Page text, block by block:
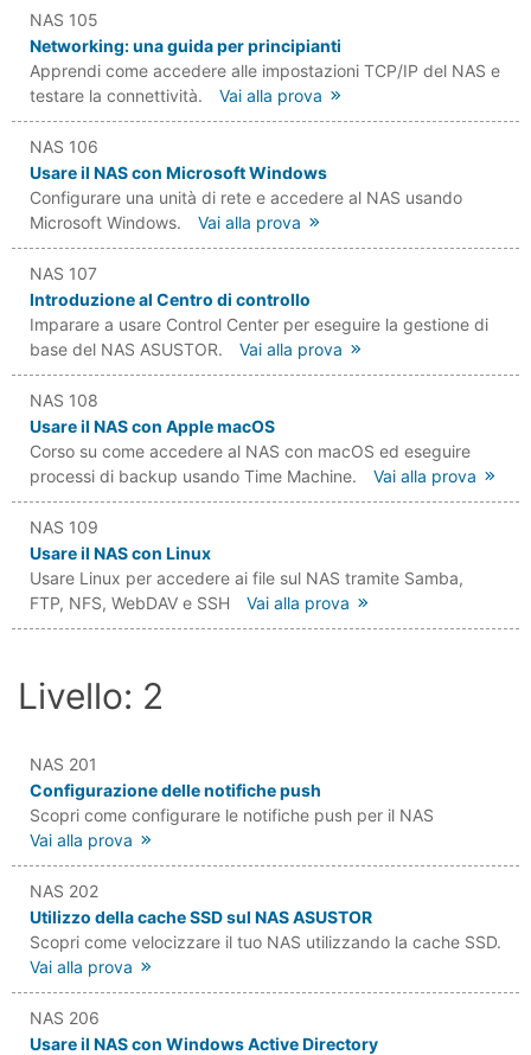
NAS 105
Networking: una guida per principianti
Apprendi come accedere alle impostazioni TCP/IP del NAS e
testare la connettività.
Vai alla prova
NAS 106
Usare il NAS con Microsoft Windows
Configurare una unità di rete e accedere al NAS usando
Microsoft Windows.
Vai alla prova
NAS 107
Introduzione al Centro di controllo
Imparare a usare Control Center per eseguire la gestione di
base del NAS ASUSTOR.
Vai alla prova
NAS 108
Usare il NAS con Apple macOS
Corso su come accedere al NAS con macOS ed eseguire
processi di backup usando Time Machine.
Vai alla prova
NAS 109
Usare il NAS con Linux
Usare Linux per accedere ai file sul NAS tramite Samba,
FTP, NFS, WebDAV e SSH
Vai alla prova
Livello: 2
NAS 201
Configurazione delle notifiche push
Scopri come configurare le notifiche push per il NAS
Vai alla prova
NAS 202
Utilizzo della cache SSD sul NAS ASUSTOR
Scopri come velocizzare il tuo NAS utilizzando la cache SSD.
Vai alla prova
NAS 206
Usare il NAS con Windows Active Directory